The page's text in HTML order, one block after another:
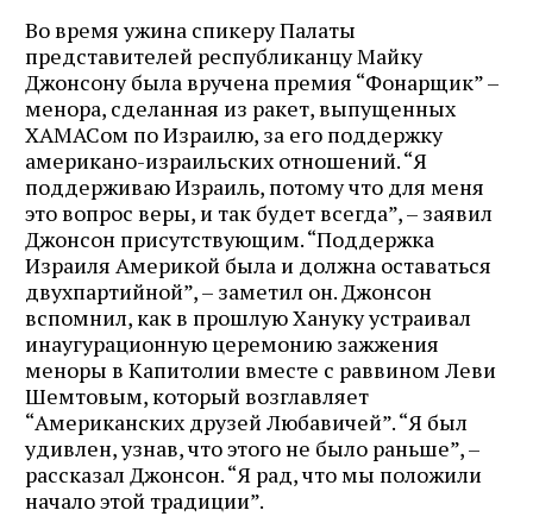
Во время ужина спикеру Палаты
представителей республиканцу Майку
Джонсону была вручена премия “Фонарщик” –
менора, сделанная из ракет, выпущенных
ХАМАСом по Израилю, за его поддержку
американо-израильских отношений. “Я
поддерживаю Израиль, потому что для меня
это вопрос веры, и так будет всегда”, – заявил
Джонсон присутствующим. “Поддержка
Израиля Америкой была и должна оставаться
двухпартийной”, – заметил он. Джонсон
вспомнил, как в прошлую Хануку устраивал
инаугурационную церемонию зажжения
меноры в Капитолии вместе с раввином Леви
Шемтовым, который возглавляет
“Американских друзей Любавичей”. “Я был
удивлен, узнав, что этого не было раньше”, –
рассказал Джонсон. “Я рад, что мы положили
начало этой традиции”.